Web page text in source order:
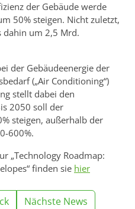
der Gebäude werde
50% steigen. Nicht zuletzt,
dahin um 2,5 Mrd.
der Gebäudeenergie der
(„Air Conditioning“)
stellt dabei den
2050 soll der
steigen, außerhalb der
600%.
„Technology Roadmap:
finden sie hier
Nächste News